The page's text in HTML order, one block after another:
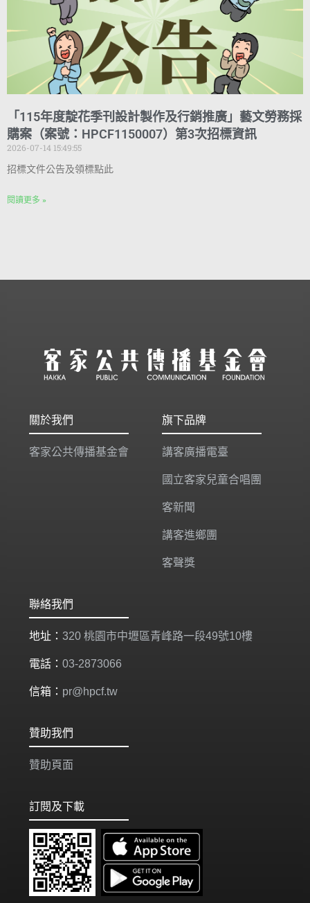
「115年度靛花季刊設計製作及行銷推廣」藝文勞務採
購案（案號：HPCF1150007）第3次招標資訊
2026-07-14 15:49:55
招標文件公告及領標點此
閱讀更多 »
關於我們
客家公共傳播基金會
旗下品牌
講客廣播電臺
國立客家兒童合唱團
客新聞
講客進鄉團
客聲獎
聯絡我們
地址： 320 桃園市中壢區青峰路一段49號10樓
電話： 03-2873066
信箱： pr@hpcf.tw
贊助我們
贊助頁面
訂閱及下載